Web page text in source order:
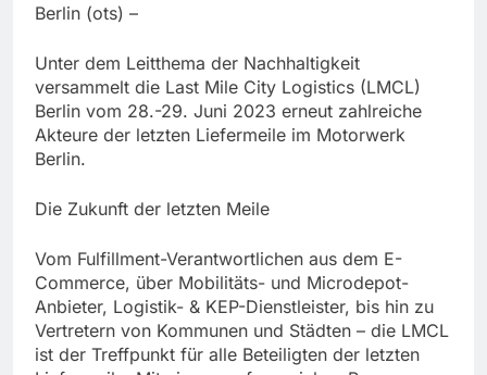
Berlin (ots) –
Unter dem Leitthema der Nachhaltigkeit
versammelt die Last Mile City Logistics (LMCL)
Berlin vom 28.-29. Juni 2023 erneut zahlreiche
Akteure der letzten Liefermeile im Motorwerk
Berlin.
Die Zukunft der letzten Meile
Vom Fulfillment-Verantwortlichen aus dem E-
Commerce, über Mobilitäts- und Microdepot-
Anbieter, Logistik- & KEP-Dienstleister, bis hin zu
Vertretern von Kommunen und Städten – die LMCL
ist der Treffpunkt für alle Beteiligten der letzten